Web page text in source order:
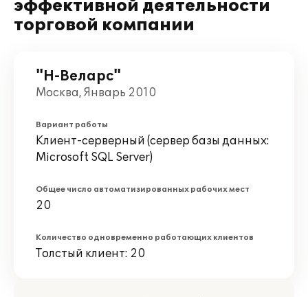
эффективной деятельности
торговой компании
"Н-Веларс"
Москва, Январь 2010
Вариант работы
Клиент-серверный (сервер базы данных:
Microsoft SQL Server)
Общее число автоматизированных рабочих мест
20
Количество одновременно работающих клиентов
Толстый клиент: 20